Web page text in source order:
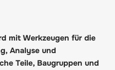
mit Werkzeugen für die
Analyse und
Teile, Baugruppen und